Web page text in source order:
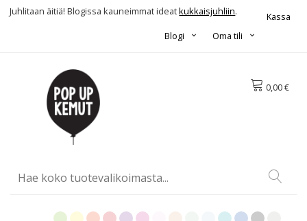
Juhlitaan äitiä! Blogissa kauneimmat ideatkukkaisjuhliin.
Kassa
Oma tili
Blogi
0,00 €